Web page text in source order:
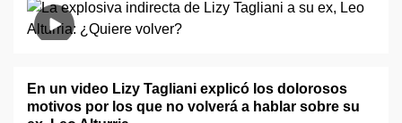
En un video Lizy Tagliani explicó los dolorosos
motivos por los que no volverá a hablar sobre su